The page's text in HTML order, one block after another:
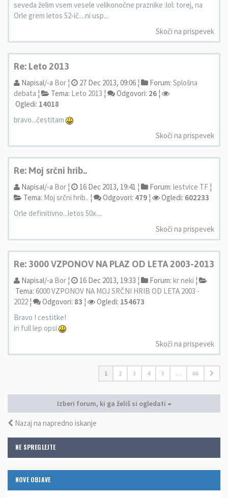
NE SPREGLEJTE
NOVE OBJAVE
seveda želim vsem vesele velikonočne praznike :lol: torej, na
Orle grem letos 52-ič....ni usp...
Skoči na prispevek
Re: Leto 2013
Napisal/-a Bor ¦ 27 Dec 2013, 09:06 ¦ Forum: Splošna
debata ¦ Tema: Leto 2013 ¦ Odgovori: 26 ¦
Ogledi: 14018
bravo...čestitam
Skoči na prispevek
Re: Moj srčni hrib..
Napisal/-a Bor ¦ 16 Dec 2013, 19:41 ¦ Forum: lestvice TF ¦
Tema: Moj srčni hrib.. ¦ Odgovori: 479 ¦ Ogledi: 602233
Orle definitivno...letos 50x....
Skoči na prispevek
Re: 3000 VZPONOV NA PLAZ OD LETA 2003-2013
Napisal/-a Bor ¦ 16 Dec 2013, 19:33 ¦ Forum: kr neki ¦
Tema: 6000 VZPONOV NA MOJ SRČNI HRIB OD LETA 2003 -
2022 ¦ Odgovori: 83 ¦ Ogledi: 154673
Bravo ! cestitke!
in full lep opsi
Skoči na prispevek
1 2 3 4 5 … 66
Izberi forum, ki ga želiš si ogledati
Nazaj na napredno iskanje